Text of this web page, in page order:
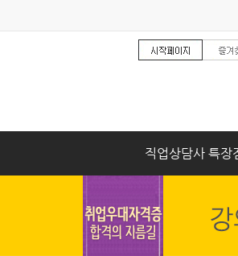
직업상담사 특장